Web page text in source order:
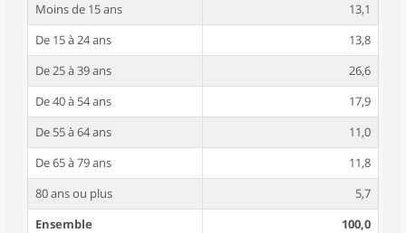
Moins de 15 ans
13,1
De 15 à 24 ans
13,8
De 25 à 39 ans
26,6
De 40 à 54 ans
17,9
De 55 à 64 ans
11,0
De 65 à 79 ans
11,8
80 ans ou plus
5,7
Ensemble
100,0